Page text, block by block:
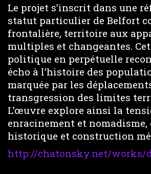
Le projet s’inscrit dans une
statut particulier de Belfort
frontalière, territoire aux
multiples et changeantes.
politique en perpétuelle
écho à l’histoire des
marquée par les
transgression des limites
L’œuvre explore ainsi la
enracinement et
historique et construction
http://chatonsky.net/works/